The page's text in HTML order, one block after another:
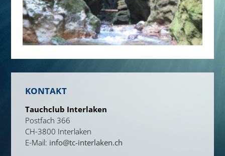
KONTAKT
Tauchclub Interlaken
Postfach 366
CH-3800 Interlaken
E-Mail: info@tc-interlaken.ch